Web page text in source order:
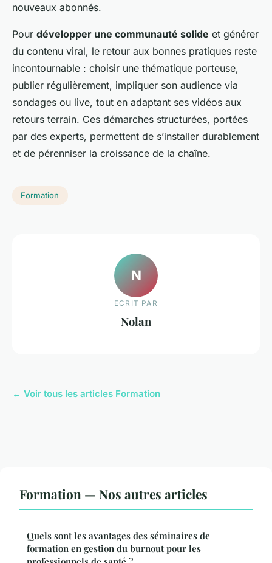
nouveaux abonnés.
Pour développer une communauté solide et générer
du contenu viral, le retour aux bonnes pratiques reste
incontournable : choisir une thématique porteuse,
publier régulièrement, impliquer son audience via
sondages ou live, tout en adaptant ses vidéos aux
retours terrain. Ces démarches structurées, portées
par des experts, permettent de s’installer durablement
et de pérenniser la croissance de la chaîne.
Formation
N
ECRIT PAR
Nolan
← Voir tous les articles Formation
Formation — Nos autres articles
Quels sont les avantages des séminaires de
formation en gestion du burnout pour les